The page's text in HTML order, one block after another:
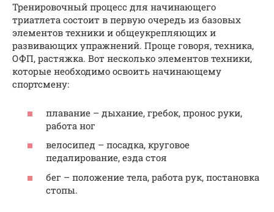
Тренировочный процесс для начинающего
триатлета состоит в первую очередь из базовых
элементов техники и общеукрепляющих и
развивающих упражнений. Проще говоря, техника,
ОФП, растяжка. Вот несколько элементов техники,
которые необходимо освоить начинающему
спортсмену:
плавание – дыхание, гребок, пронос руки,
работа ног
велосипед – посадка, круговое
педалирование, езда стоя
бег – положение тела, работа рук, постановка
стопы.